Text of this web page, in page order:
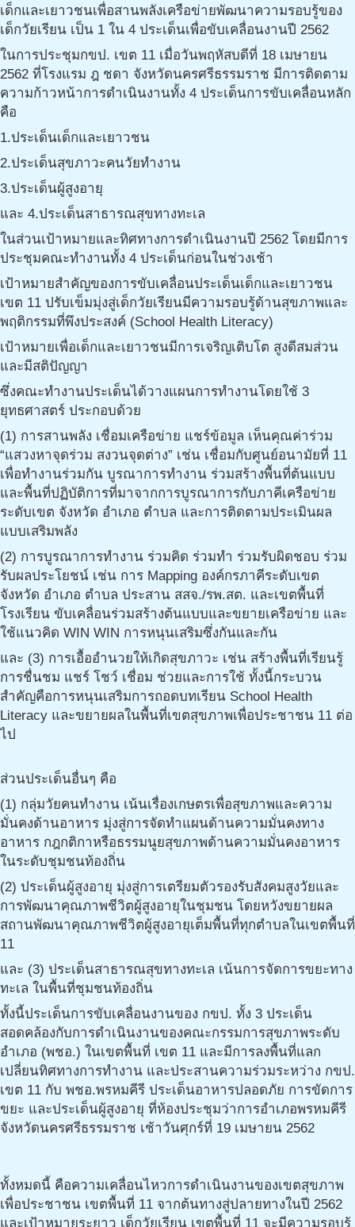
เด็กและเยาวชนเพื่อสานพลังเครือข่ายพัฒนาความรอบรู้ของ
เด็กวัยเรียน เป็น 1 ใน 4 ประเด็นเพื่อขับเคลื่อนงานปี 2562
ในการประชุมกขป. เขต 11 เมื่อวันพฤหัสบดีที่ 18 เมษายน
2562 ที่โรงแรม ฎ ชดา จังหวัดนครศรีธรรมราช มีการติดตาม
ความก้าวหน้าการดำเนินงานทั้ง 4 ประเด็นการขับเคลื่อนหลัก
คือ
1.ประเด็นเด็กและเยาวชน
2.ประเด็นสุขภาวะคนวัยทำงาน
3.ประเด็นผู้สูงอายุ
และ 4.ประเด็นสาธารณสุขทางทะเล
ในส่วนเป้าหมายและทิศทางการดำเนินงานปี 2562 โดยมีการ
ประชุมคณะทำงานทั้ง 4 ประเด็นก่อนในช่วงเช้า
เป้าหมายสำคัญของการขับเคลื่อนประเด็นเด็กและเยาวชน
เขต 11 ปรับเข็มมุ่งสู่เด็กวัยเรียนมีความรอบรู้ด้านสุขภาพและ
พฤติกรรมที่พึงประสงค์ (School Health Literacy)
เป้าหมายเพื่อเด็กและเยาวชนมีการเจริญเติบโต สูงดีสมส่วน
และมีสติปัญญา
ซึ่งคณะทำงานประเด็นได้วางแผนการทำงานโดยใช้ 3
ยุทธศาสตร์ ประกอบด้วย
(1) การสานพลัง เชื่อมเครือข่าย แชร์ข้อมูล เห็นคุณค่าร่วม
“แสวงหาจุดร่วม สงวนจุดต่าง” เช่น เชื่อมกับศูนย์อนามัยที่ 11
เพื่อทำงานร่วมกัน บูรณาการทำงาน ร่วมสร้างพื้นที่ต้นแบบ
และพื้นที่ปฏิบัติการที่มาจากการบูรณาการกับภาคีเครือข่าย
ระดับเขต จังหวัด อำเภอ ตำบล และการติดตามประเมินผล
แบบเสริมพลัง
(2) การบูรณาการทำงาน ร่วมคิด ร่วมทำ ร่วมรับผิดชอบ ร่วม
รับผลประโยชน์ เช่น การ Mapping องค์กรภาคีระดับเขต
จังหวัด อำเภอ ตำบล ประสาน สสจ./รพ.สต. และเขตพื้นที่
โรงเรียน ขับเคลื่อนร่วมสร้างต้นแบบและขยายเครือข่าย และ
ใช้แนวคิด WIN WIN การหนุนเสริมซึ่งกันและกัน
และ (3) การเอื้ออำนวยให้เกิดสุขภาวะ เช่น สร้างพื้นที่เรียนรู้
การชื่นชม แชร์ โชว์ เชื่อม ช่วยและการใช้ ทั้งนี้กระบวน
สำคัญคือการหนุนเสริมการถอดบทเรียน School Health
Literacy และขยายผลในพื้นที่เขตสุขภาพเพื่อประชาชน 11 ต่อ
ไป
ส่วนประเด็นอื่นๆ คือ
(1) กลุ่มวัยคนทำงาน เน้นเรื่องเกษตรเพื่อสุขภาพและความ
มั่นคงด้านอาหาร มุ่งสู่การจัดทำแผนด้านความมั่นคงทาง
อาหาร กฎกติกาหรือธรรมนูยสุขภาพด้านความมั่นคงอาหาร
ในระดับชุมชนท้องถิ่น
(2) ประเด็นผู้สูงอายุ มุ่งสู่การเตรียมตัวรองรับสังคมสูงวัยและ
การพัฒนาคุณภาพชีวิตผู้สูงอายุในชุมชน โดยหวังขยายผล
สถานพัฒนาคุณภาพชีวิตผู้สูงอายุเต็มพื้นที่ทุกตำบลในเขตพื้นที่
11
และ (3) ประเด็นสาธารณสุขทางทะเล เน้นการจัดการขยะทาง
ทะเล ในพื้นที่ชุมชนท้องถิ่น
ทั้งนี้ประเด็นการขับเคลื่อนงานของ กขป. ทั้ง 3 ประเด็น
สอดคล้องกับการดำเนินงานของคณะกรรมการสุขภาพระดับ
อำเภอ (พชอ.) ในเขตพื้นที่ เขต 11 และมีการลงพื้นที่แลก
เปลี่ยนทิศทางการทำงาน และประสานความร่วมระหว่าง กขป.
เขต 11 กับ พชอ.พรหมคีรี ประเด็นอาหารปลอดภัย การขัดการ
ขยะ และประเด็นผู้สูงอายุ ที่ห้องประชุมว่าการอำเภอพรหมคีรี
จังหวัดนครศรีธรรมราช เช้าวันศุกร์ที่ 19 เมษายน 2562
ทั้งหมดนี้ คือความเคลื่อนไหวการดำเนินงานของเขตสุขภาพ
เพื่อประชาชน เขตพื้นที่ 11 จากต้นทางสู่ปลายทางในปี 2562
และเป้าหมายระยาว เด็กวัยเรียน เขตพื้นที่ 11 จะมีความรอบรู้